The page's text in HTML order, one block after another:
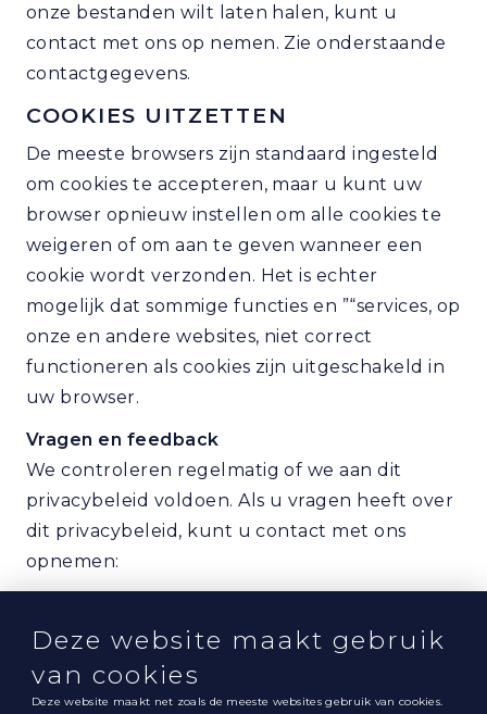
onze bestanden wilt laten halen, kunt u
contact met ons op nemen. Zie onderstaande
contactgegevens.
COOKIES UITZETTEN
De meeste browsers zijn standaard ingesteld
om cookies te accepteren, maar u kunt uw
browser opnieuw instellen om alle cookies te
weigeren of om aan te geven wanneer een
cookie wordt verzonden. Het is echter
mogelijk dat sommige functies en ”“services, op
onze en andere websites, niet correct
functioneren als cookies zijn uitgeschakeld in
uw browser.
Vragen en feedback
We controleren regelmatig of we aan dit
privacybeleid voldoen. Als u vragen heeft over
dit privacybeleid, kunt u contact met ons
opnemen:
Industriepark Brechtsebaan 10
2900 Schoten
03 325 03 02
Deze website maakt gebruik
van cookies
Deze website maakt net zoals de meeste websites gebruik van cookies.